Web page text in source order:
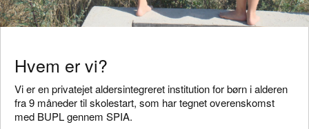
Hvem er vi?
Vi er en privatejet aldersintegreret institution for børn i alderen
fra 9 måneder til skolestart, som har tegnet overenskomst
med BUPL gennem SPIA.